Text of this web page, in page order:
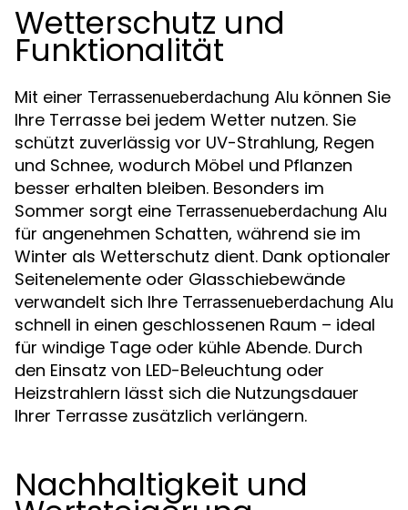
Wetterschutz und
Funktionalität
Mit einer Terrassenueberdachung Alu können Sie
Ihre Terrasse bei jedem Wetter nutzen. Sie
schützt zuverlässig vor UV-Strahlung, Regen
und Schnee, wodurch Möbel und Pflanzen
besser erhalten bleiben. Besonders im
Sommer sorgt eine Terrassenueberdachung Alu
für angenehmen Schatten, während sie im
Winter als Wetterschutz dient. Dank optionaler
Seitenelemente oder Glasschiebewände
verwandelt sich Ihre Terrassenueberdachung Alu
schnell in einen geschlossenen Raum – ideal
für windige Tage oder kühle Abende. Durch
den Einsatz von LED-Beleuchtung oder
Heizstrahlern lässt sich die Nutzungsdauer
Ihrer Terrasse zusätzlich verlängern.
Nachhaltigkeit und